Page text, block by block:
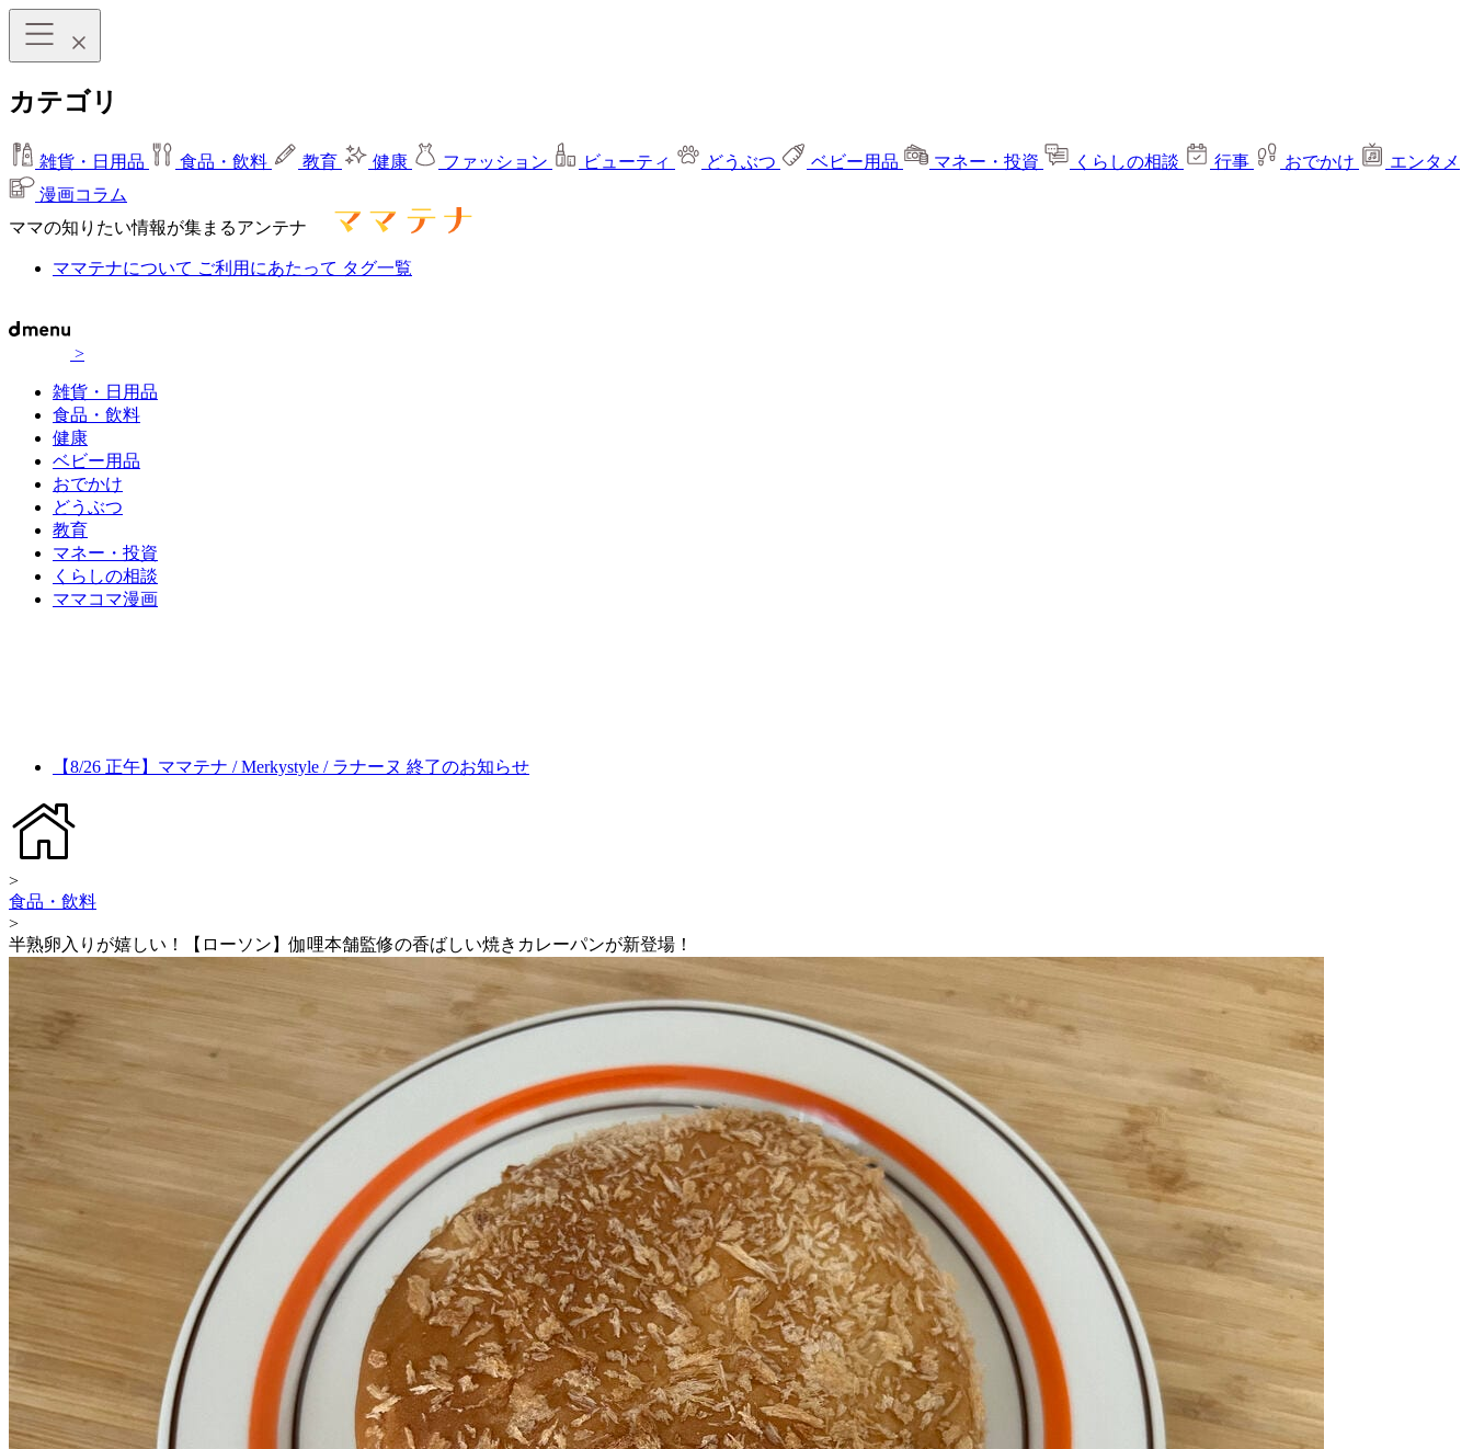
カテゴリ
雑貨・日用品 食品・飲料 教育 健康 ファッション ビューティ どうぶつ ベビー用品 マネー・投資 くらしの相談 行事 おでかけ
エンタメ
漫画コラム
ママの知りたい情報が集まるアンテナ
ママテナについて ご利用にあたって タグ一覧
>
雑貨・日用品
食品・飲料
健康
ベビー用品
おでかけ
どうぶつ
教育
マネー・投資
くらしの相談
ママコマ漫画
【8/26 正午】ママテナ / Merkystyle / ラナーヌ 終了のお知らせ
>
食品・飲料
>
半熟卵入りが嬉しい！【ローソン】伽哩本舗監修の香ばしい焼きカレーパンが新登場！